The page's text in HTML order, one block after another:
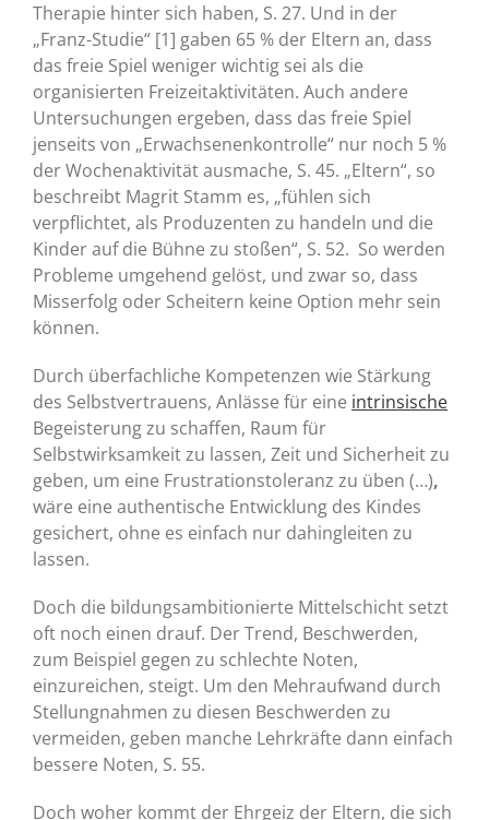
Therapie hinter sich haben, S. 27. Und in der
„Franz-Studie“ [1] gaben 65 % der Eltern an, dass
das freie Spiel weniger wichtig sei als die
organisierten Freizeitaktivitäten. Auch andere
Untersuchungen ergeben, dass das freie Spiel
jenseits von „Erwachsenenkontrolle“ nur noch 5 %
der Wochenaktivität ausmache, S. 45. „Eltern“, so
beschreibt Magrit Stamm es, „fühlen sich
verpflichtet, als Produzenten zu handeln und die
Kinder auf die Bühne zu stoßen“, S. 52. So werden
Probleme umgehend gelöst, und zwar so, dass
Misserfolg oder Scheitern keine Option mehr sein
können.
Durch überfachliche Kompetenzen wie Stärkung
des Selbstvertrauens, Anlässe für eine intrinsische
Begeisterung zu schaffen, Raum für
Selbstwirksamkeit zu lassen, Zeit und Sicherheit zu
geben, um eine Frustrationstoleranz zu üben (…),
wäre eine authentische Entwicklung des Kindes
gesichert, ohne es einfach nur dahingleiten zu
lassen.
Doch die bildungsambitionierte Mittelschicht setzt
oft noch einen drauf. Der Trend, Beschwerden,
zum Beispiel gegen zu schlechte Noten,
einzureichen, steigt. Um den Mehraufwand durch
Stellungnahmen zu diesen Beschwerden zu
vermeiden, geben manche Lehrkräfte dann einfach
bessere Noten, S. 55.
Doch woher kommt der Ehrgeiz der Eltern, die sich